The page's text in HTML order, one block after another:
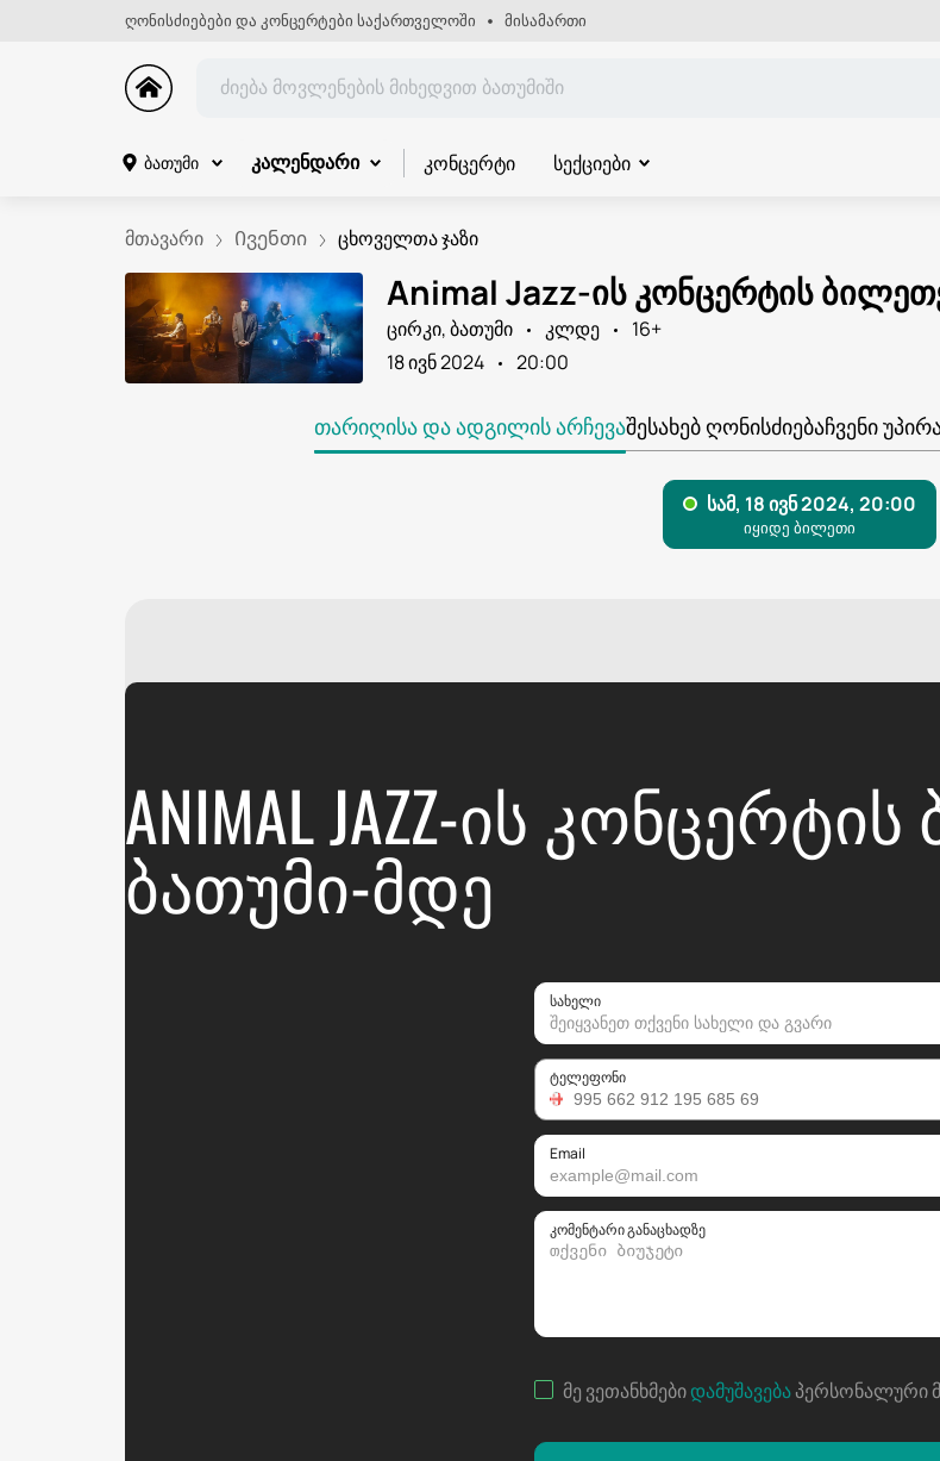
ღონისძიებები და კონცერტები საქართველოში მისამართი
ბათუმი კალენდარი კონცერტი სექციები
მთავარი Ივენთი ცხოველთა ჯაზი
Animal Jazz-ის კონცერტის
ცირკი, ბათუმი კლდე
16+
18 ივნ 2024
20:00
ᲗᲐᲠᲘᲦᲘᲡᲐ ᲓᲐ ᲐᲓᲒᲘᲚᲘᲡ ᲐᲠᲩᲔᲕᲐᲨᲔᲡᲐᲮᲔᲑ ᲦᲝᲜᲘᲡᲫᲘᲔᲑᲐᲩᲕᲔᲜᲘ
ANIMAL JAZZ-ᲘᲡ
ᲑᲐᲗᲣᲛᲘ-ᲛᲓᲔ
სახელი
ტელეფონი
Email
კომენტარი განაცხადზე
მე ვეთანხმებიდამუშავებაპერსონალური